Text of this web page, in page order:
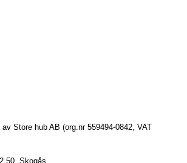
Store hub AB (org.nr 559494-0842, VAT
50, Skogås